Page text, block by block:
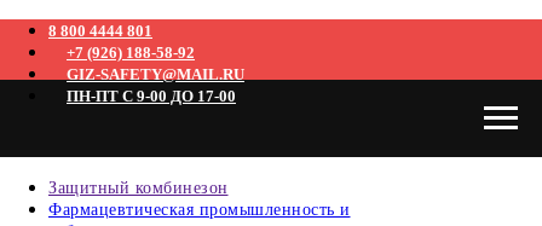
8 800 4444 801
+7 (926) 188-58-92
GIZ-SAFETY@MAIL.RU
ПН-ПТ С 9-00 ДО 17-00
Защитный комбинезон
Фармацевтическая промышленность и